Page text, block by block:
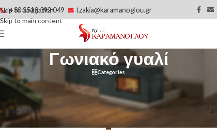
Skip to navigation
Skip to main content
+30 2510 392 049 tzakia@karamanoglou.gr
Γωνιακό γυαλί
Categories
Αρχική σελίδα/Προϊόν Τύπος
Γωνιακό γυαλί
Βλέπετε 1–20 από 38 αποτελέσματα
Show sidebar